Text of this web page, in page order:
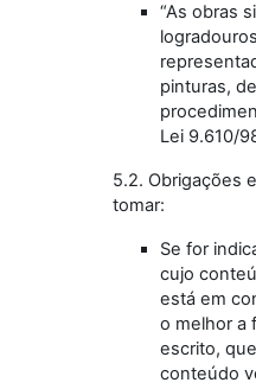
“As obras
pinturas,
Lei 9.610/
5.2. Obrigações
tomar:
Se for
cujo
está em
o melhor a
escrito,
conteúdo